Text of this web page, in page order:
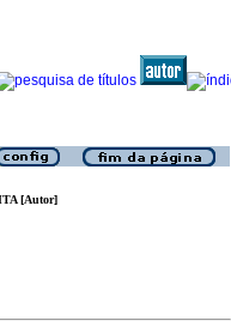
[Autor]